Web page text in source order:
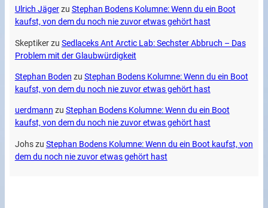
Ulrich Jägerzu Stephan Bodens Kolumne: Wenn du ein Boot
kaufst, von dem du noch nie zuvor etwas gehört hast
Skeptikerzu Sedlaceks Ant Arctic Lab: Sechster Abbruch – Das
Problem mit der Glaubwürdigkeit
Stephan Boden zu Stephan Bodens Kolumne: Wenn du ein Boot
kaufst, von dem du noch nie zuvor etwas gehört hast
uerdmann zu Stephan Bodens Kolumne: Wenn du ein Boot
kaufst, von dem du noch nie zuvor etwas gehört hast
Johszu Stephan Bodens Kolumne: Wenn du ein Boot kaufst, von
dem du noch nie zuvor etwas gehört hast